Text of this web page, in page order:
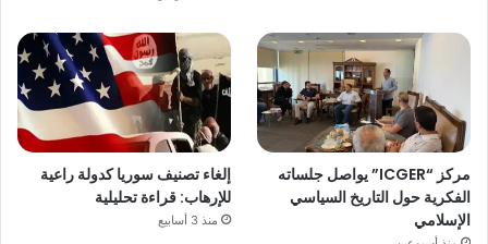
مركز “ICGER” يواصل جلساته
الفكرية حول التاريخ السياسي
الإسلامي
إلغاء تصنيف سوريا كدولة راعية
للإرهاب: قراءة تحليلية
منذ 3 أسابيع